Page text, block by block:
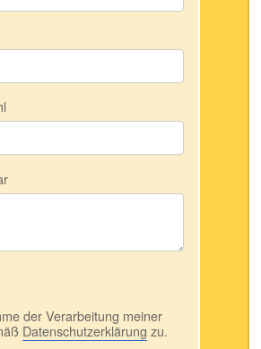
der Verarbeitung meiner
Datenschutzerklärung zu.